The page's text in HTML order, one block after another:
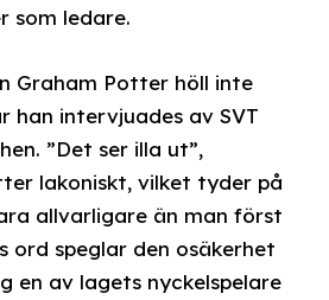
som ledare.
Graham Potter höll inte
han intervjuades av SVT
”Det ser illa ut”,
lakoniskt, vilket tyder på
allvarligare än man först
ord speglar den osäkerhet
en av lagets nyckelspelare